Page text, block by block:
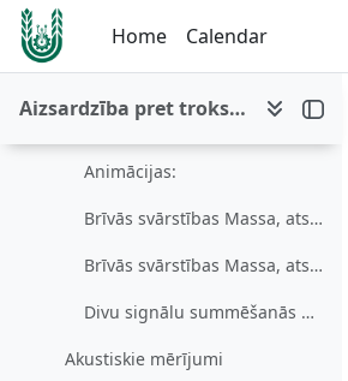
Skip to main content
Home
Calendar
Aizsardzība pret troksni
Viļņu sakrišana - Koinsidence
Masas atsperes sistēmas
Daudzslāņu konstrukciju prettrokšņa aizsardzības īpašības
Animācijas:
Brīvās svārstības Massa, atspere, bez zudumiem
Brīvās svārstības Massa, atspere, ar zudumiem
Divu signālu summēšanās animācijas
Akustiskie mērījumi